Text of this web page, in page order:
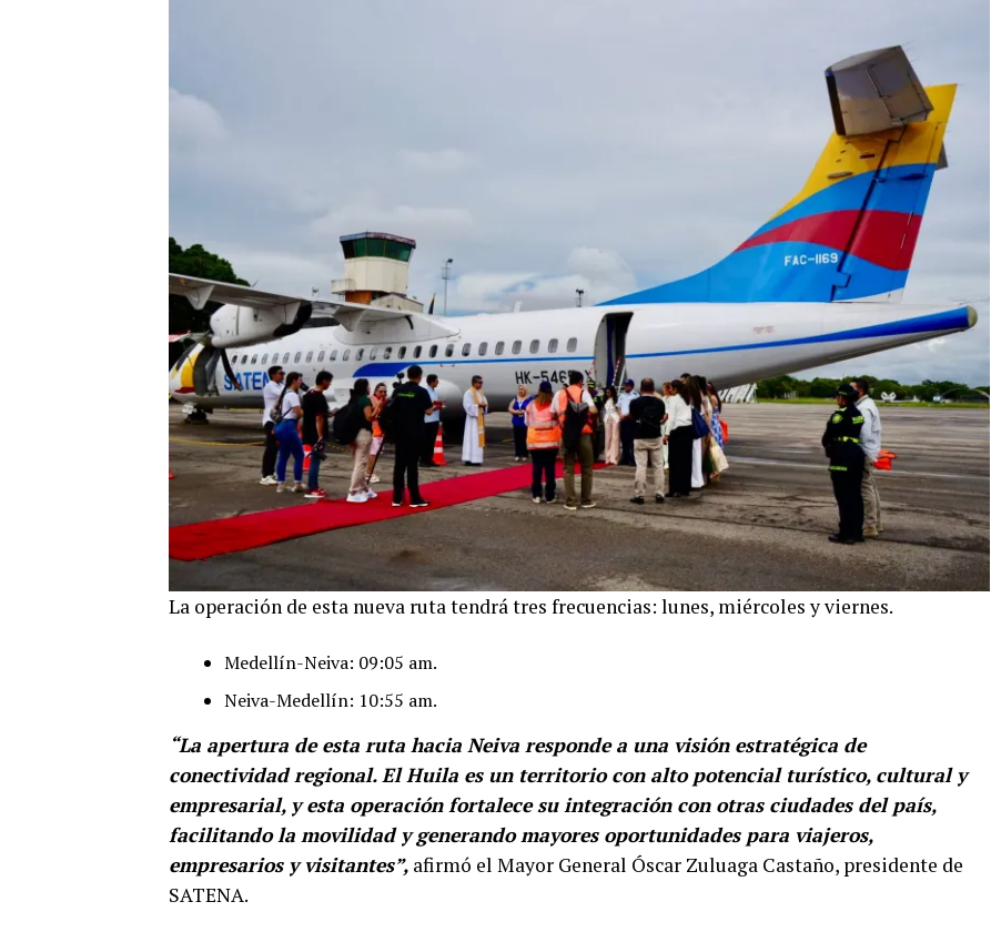
La operación de esta nueva ruta tendrá tres frecuencias: lunes, miércoles y viernes.
Medellín-Neiva: 09:05 am.
Neiva-Medellín: 10:55 am.
“La apertura de esta ruta hacia Neiva responde a una visión estratégica de
conectividad regional. El Huila es un territorio con alto potencial turístico, cultural y
empresarial, y esta operación fortalece su integración con otras ciudades del país,
facilitando la movilidad y generando mayores oportunidades para viajeros,
empresarios y visitantes”, afirmó el Mayor General Óscar Zuluaga Castaño, presidente de
SATENA.